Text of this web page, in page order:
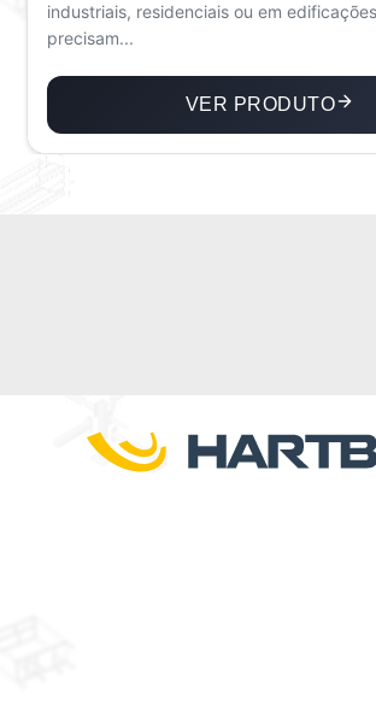
industriais, residenciais ou em
precisam...
VER PRODUTO